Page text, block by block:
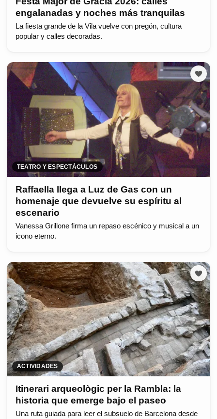
engalanadas y noches más tranquilas
La fiesta grande de la Vila vuelve con pregón, cultura
popular y calles decoradas.
TEATRO Y ESPECTÁCULOS
Raffaella llega a Luz de Gas con un
homenaje que devuelve su espíritu al
escenario
Vanessa Grillone firma un repaso escénico y musical a un
icono eterno.
ACTIVIDADES
Itinerari arqueològic per la Rambla: la
historia que emerge bajo el paseo
Una ruta guiada para leer el subsuelo de Barcelona desde